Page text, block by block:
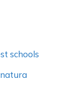
schools